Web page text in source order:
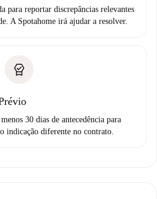
para reportar discrepâncias relevantes
A Spotahome irá ajudar a resolver.
30 dias de antecedência para
indicação diferente no contrato.